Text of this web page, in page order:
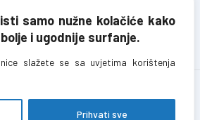
samo nužne kolačiće kako
i ugodnije surfanje.
slažete se sa uvjetima korištenja
Prihvati sve
Pristup informacijama